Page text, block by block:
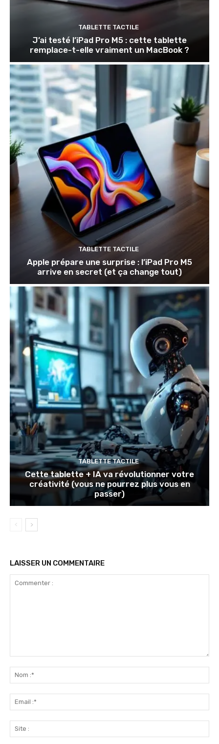
TABLETTE TACTILE
J’ai testé l’iPad Pro M5 : cette tablette
remplace-t-elle vraiment un MacBook ?
TABLETTE TACTILE
Apple prépare une surprise : l’iPad Pro M5
arrive en secret (et ça change tout)
TABLETTE TACTILE
Cette tablette + IA va révolutionner votre
créativité (vous ne pourrez plus vous en
passer)
LAISSER UN COMMENTAIRE
:*
:*
: